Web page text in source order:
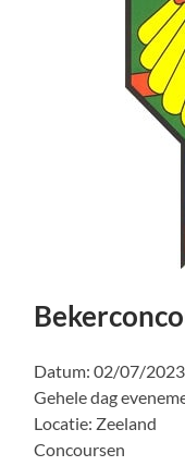
Datum:02/07/2023
Gehele dag
Locatie: Zeeland
Concoursen